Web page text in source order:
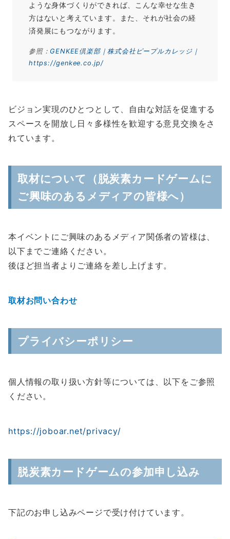
ような身体づくりができれば、こんな幸せな生き
方はないと考えています。また、それが社会の経
済発展にもつながります。
参照： GENKEE倶楽部｜株式会社ピープルカレッジ｜
https://genkee.co.jp/
ビジョン実現のひとつとして、自由な対話を促進する
スペースを開放し日々多様性を歓迎する意見交換をさ
れています。
取材について（脱炭素カードゲームに
ご興味のあるメディアの皆様へ）
本イベントにご興味のあるメディア関係者の皆様は、
以下までご連絡ください。
後ほど担当者よりご連絡を差し上げます。
取材お問い合わせ
プライバシーポリシー
個人情報の取り扱い方針等については、以下をご参照
ください。
https://joboar.net/privacy/
脱炭素カードゲームの参加申し込み
下記のお申し込みページで受け付けています。